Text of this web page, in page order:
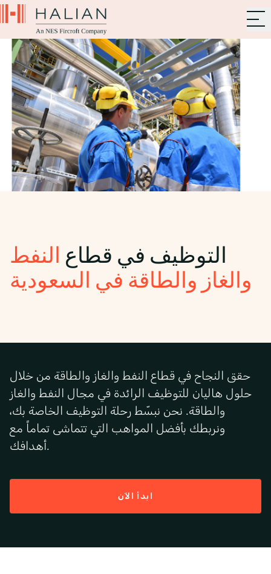
التوظيف في قطاع النفط
والغاز والطاقة في السعودية
حقق النجاح في قطاع النفط والغاز والطاقة من خلال
حلول هاليان للتوظيف الرائدة في مجال النفط والغاز
والطاقة. نحن نبسّط رحلة التوظيف الخاصة بك،
ونربطك بأفضل المواهب التي تتماشى تماماً مع
أهدافك.
ابدأ الآن